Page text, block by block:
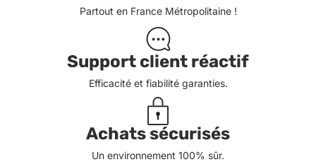
Partout en France Métropolitaine !
Support client réactif
Efficacité et fiabilité garanties.
Achats sécurisés
Un environnement 100% sûr.